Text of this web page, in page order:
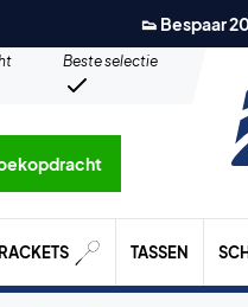
👟 Bespaar
Beste selectie
TASSEN